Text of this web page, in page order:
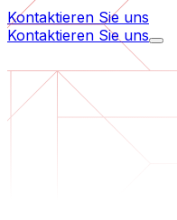
Kontaktieren Sie uns
Kontaktieren Sie uns